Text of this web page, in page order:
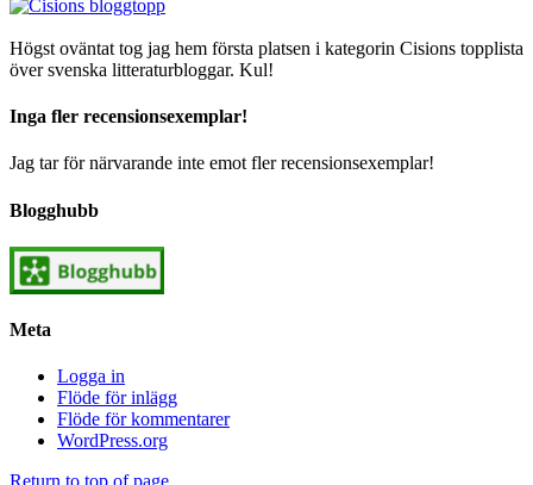
Högst oväntat tog jag hem första platsen i kategorin Cisions topplista
över svenska litteraturbloggar. Kul!
Inga fler recensionsexemplar!
Jag tar för närvarande inte emot fler recensionsexemplar!
Blogghubb
Meta
Logga in
Flöde för inlägg
Flöde för kommentarer
WordPress.org